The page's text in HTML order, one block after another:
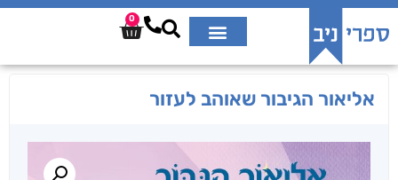
0
אליאור הגיבור שאוהב לעזור